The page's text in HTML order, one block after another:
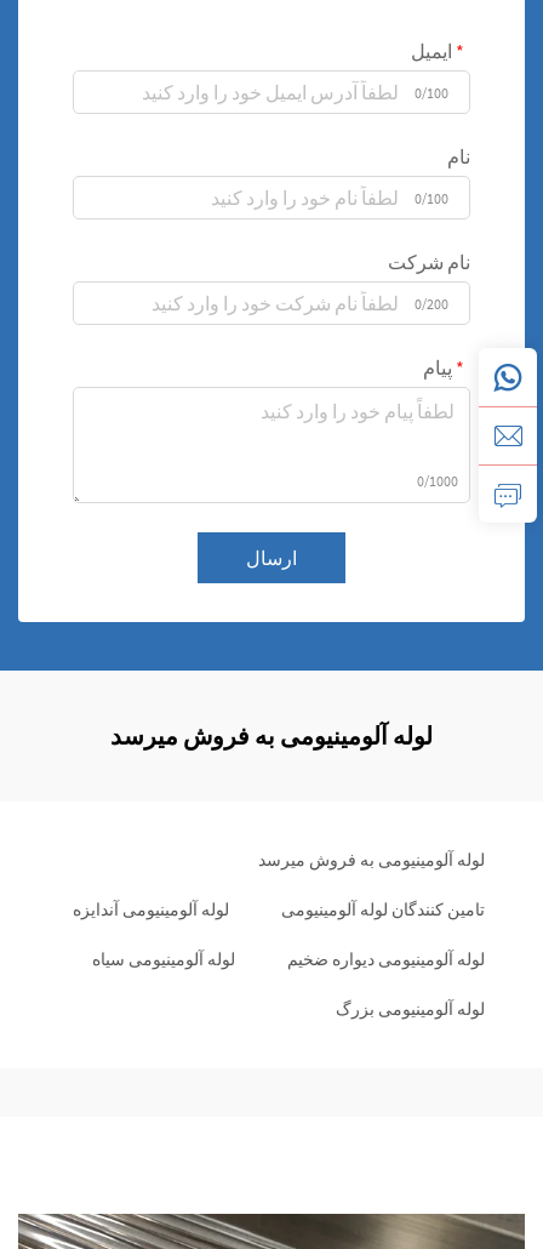
ایمیل
0/100
نام
0/100
نام شرکت
0/200
پیام
0/1000
ارسال
لوله آلومینیومی به فروش میرسد
لوله آلومینیومی به فروش میرسد
تامین کنندگان لوله آلومینیومی لوله آلومینیومی آندایزه
لوله آلومینیومی دیواره ضخیم لوله آلومینیومی سیاه
لوله آلومینیومی بزرگ